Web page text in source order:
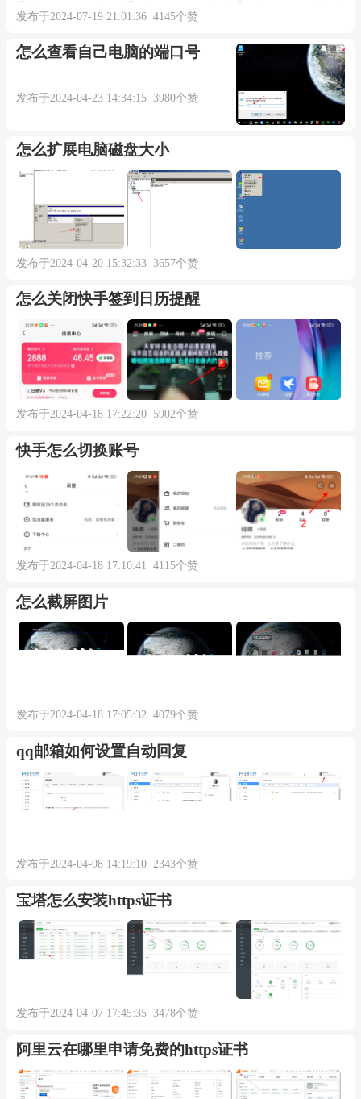
发布于2024-07-19 21:01:36 4145个赞
怎么查看自己电脑的端口号
发布于2024-04-23 14:34:15 3980个赞
怎么扩展电脑磁盘大小
发布于2024-04-20 15:32:33 3657个赞
怎么关闭快手签到日历提醒
发布于2024-04-18 17:22:20 5902个赞
快手怎么切换账号
发布于2024-04-18 17:10:41 4115个赞
怎么截屏图片
发布于2024-04-18 17:05:32 4079个赞
qq邮箱如何设置自动回复
发布于2024-04-08 14:19:10 2343个赞
宝塔怎么安装https证书
发布于2024-04-07 17:45:35 3478个赞
阿里云在哪里申请免费的https证书